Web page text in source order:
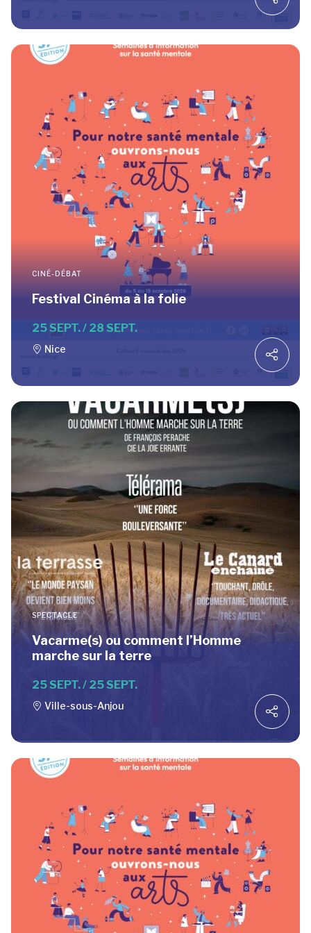
L’ÉCOCONCEPTION,
ÇA VOUS CONCERNE
AUSSI !
CINÉ-DÉBAT
Festival Cinéma à la folie
25 SEPT. / 28 SEPT.
Nice
SPECTACLE
Vacarme(s) ou comment l’Homme
marche sur la terre
25 SEPT. / 25 SEPT.
Ville-sous-Anjou